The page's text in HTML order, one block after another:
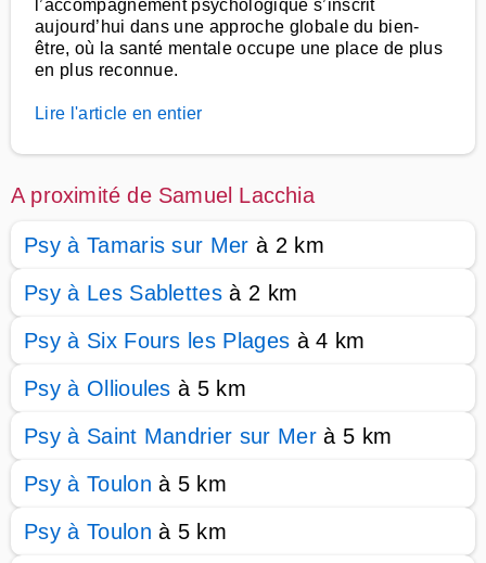
l’accompagnement psychologique s’inscrit
aujourd’hui dans une approche globale du bien-
être, où la santé mentale occupe une place de plus
en plus reconnue.
Lire l'article en entier
A proximité de Samuel Lacchia
Psy à Tamaris sur Mer à 2 km
Psy à Les Sablettes à 2 km
Psy à Six Fours les Plages à 4 km
Psy à Ollioules à 5 km
Psy à Saint Mandrier sur Merà 5 km
Psy à Toulon à 5 km
Psy à Toulon à 5 km